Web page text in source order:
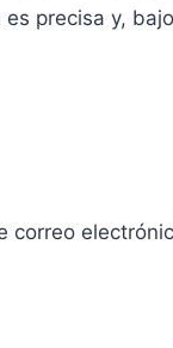
precisa y,
correo